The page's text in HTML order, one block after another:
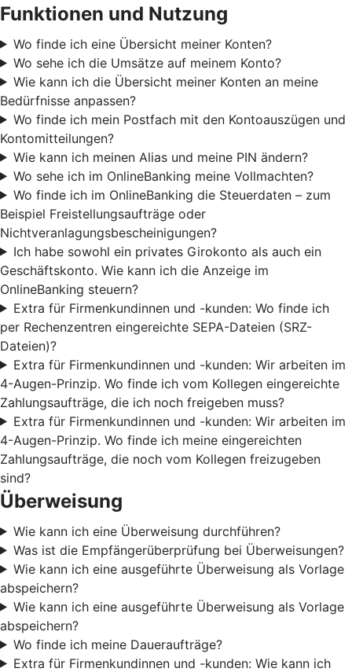
Funktionen und Nutzung
Wo finde ich eine Übersicht meiner Konten?
Wo sehe ich die Umsätze auf meinem Konto?
Wie kann ich die Übersicht meiner Konten an meine
Bedürfnisse anpassen?
Wo finde ich mein Postfach mit den Kontoauszügen und
Kontomitteilungen?
Wie kann ich meinen Alias und meine PIN ändern?
Wo sehe ich im OnlineBanking meine Vollmachten?
Wo finde ich im OnlineBanking die Steuerdaten – zum
Beispiel Freistellungsaufträge oder
Nichtveranlagungsbescheinigungen?
Ich habe sowohl ein privates Girokonto als auch ein
Geschäftskonto. Wie kann ich die Anzeige im
OnlineBanking steuern?
Extra für Firmenkundinnen und -kunden: Wo finde ich
per Rechenzentren eingereichte SEPA-Dateien (SRZ-
Dateien)?
Extra für Firmenkundinnen und -kunden: Wir arbeiten im
4-Augen-Prinzip. Wo finde ich vom Kollegen eingereichte
Zahlungsaufträge, die ich noch freigeben muss?
Extra für Firmenkundinnen und -kunden: Wir arbeiten im
4-Augen-Prinzip. Wo finde ich meine eingereichten
Zahlungsaufträge, die noch vom Kollegen freizugeben
sind?
Überweisung
Wie kann ich eine Überweisung durchführen?
Was ist die Empfängerüberprüfung bei Überweisungen?
Wie kann ich eine ausgeführte Überweisung als Vorlage
abspeichern?
Wie kann ich eine ausgeführte Überweisung als Vorlage
abspeichern?
Wo finde ich meine Daueraufträge?
Extra für Firmenkundinnen und -kunden: Wie kann ich